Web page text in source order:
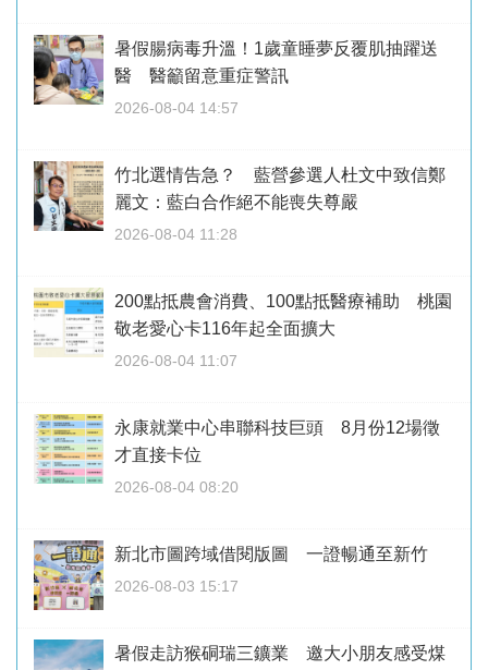
暑假腸病毒升溫！1歲童睡夢反覆肌抽躍送
醫 醫籲留意重症警訊
2026-08-04 14:57
竹北選情告急？ 藍營參選人杜文中致信鄭
麗文：藍白合作絕不能喪失尊嚴
2026-08-04 11:28
200點抵農會消費、100點抵醫療補助 桃園
敬老愛心卡116年起全面擴大
2026-08-04 11:07
永康就業中心串聯科技巨頭 8月份12場徵
才直接卡位
2026-08-04 08:20
新北市圖跨域借閱版圖 一證暢通至新竹
2026-08-03 15:17
暑假走訪猴硐瑞三鑛業 邀大小朋友感受煤